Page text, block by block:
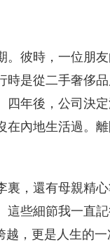
。彼時，一位朋
是從二手奢侈
年後，公司決
內地生活過。
裏，還有母親精
些細節我一直
，更是人生的一